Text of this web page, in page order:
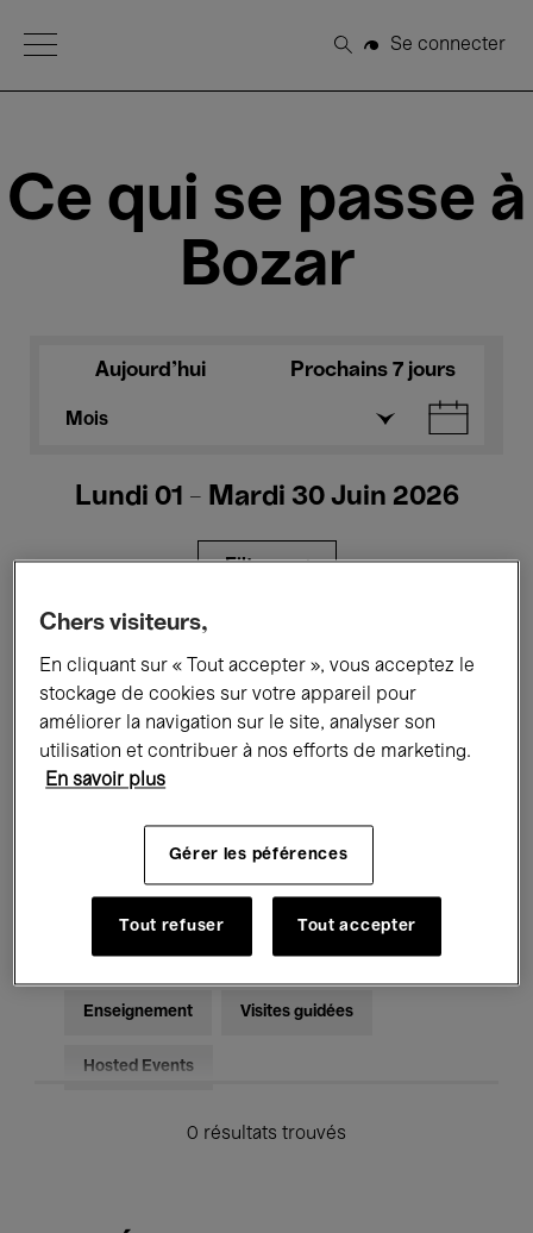
Open Menu
Rechercher
Se connecter
Ce qui se passe à
Bozar
Aujourd'hui Prochains 7 jours
Mois
Lundi 01 - Mardi 30 Juin 2026
Filtres
Expositions Films Performances
Rencontres & Débats Jazz
Musique électronique
Pour tous Kids’ Palace
Enseignement Visites guidées
Hosted Events
0 résultats trouvés
Chers visiteurs,
En cliquant sur « Tout accepter », vous acceptez le
stockage de cookies sur votre appareil pour
améliorer la navigation sur le site, analyser son
utilisation et contribuer à nos efforts de marketing.
En savoir plus
Gérer les péférences
Tout refuser Tout accepter